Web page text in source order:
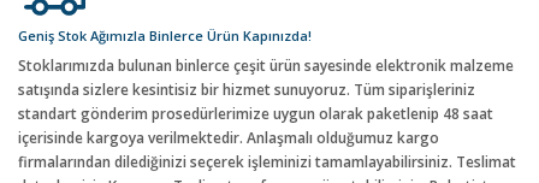
Geniş Stok Ağımızla Binlerce Ürün Kapınızda!
Stoklarımızda bulunan binlerce çeşit ürün sayesinde elektronik malzeme
satışında sizlere kesintisiz bir hizmet sunuyoruz. Tüm siparişleriniz
standart gönderim prosedürlerimize uygun olarak paketlenip 48 saat
içerisinde kargoya verilmektedir. Anlaşmalı olduğumuz kargo
firmalarından dilediğinizi seçerek işleminizi tamamlayabilirsiniz. Teslimat